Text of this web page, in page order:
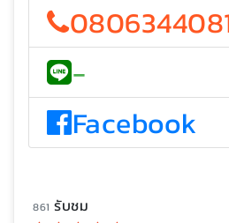
-
Facebook
861 รับชม